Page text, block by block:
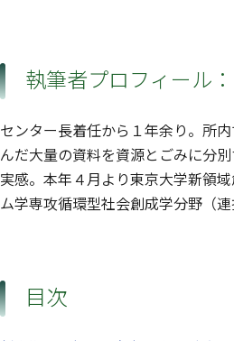
執筆者プロフィール：
センター長着任から１年余り。所
んだ大量の資料を資源とごみに分
実感。本年４月より東京大学新領
ム学専攻循環型社会創成学分野（
目次